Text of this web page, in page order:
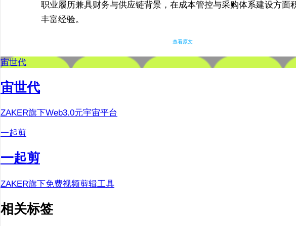
职业履历兼具财务与供应链背景，在成本管控与采购体系建设方面
丰富经验。
查看原文
宙世代
宙世代
ZAKER旗下Web3.0元宇宙平台
一起剪
一起剪
ZAKER旗下免费视频剪辑工具
相关标签